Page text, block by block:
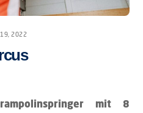
19, 2022
mit 8